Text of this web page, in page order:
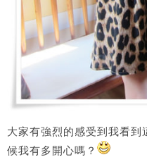
大家有強烈的感受到我看
候我有多開心嗎？